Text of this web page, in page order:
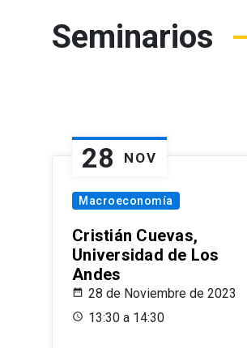
Seminarios
28 NOV
Macroeconomía
Cristián Cuevas,
Universidad de Los
Andes
28 de Noviembre de 2023
13:30 a 14:30